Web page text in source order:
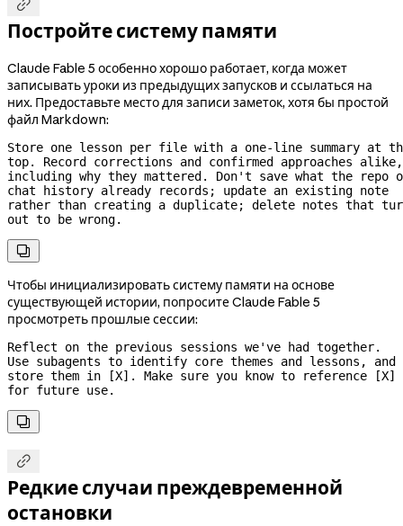

Постройте систему памяти
Claude Fable 5 особенно хорошо работает, когда может
записывать уроки из предыдущих запусков и ссылаться на
них. Предоставьте место для записи заметок, хотя бы простой
файл Markdown:
Store one lesson per file with a one-line summary at
top. Record corrections and confirmed approaches alike,
including why they mattered. Don't save what the repo
chat history already records; update an existing note
rather than creating a duplicate; delete notes that
out to be wrong.

Чтобы инициализировать систему памяти на основе
существующей истории, попросите Claude Fable 5
просмотреть прошлые сессии:
Reflect on the previous sessions we've had together.
Use subagents to identify core themes and lessons, and
store them in [X]. Make sure you know to reference [X]
for future use.


Редкие случаи преждевременной
остановки